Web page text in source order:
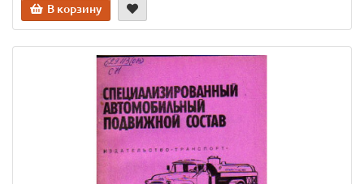
В корзину